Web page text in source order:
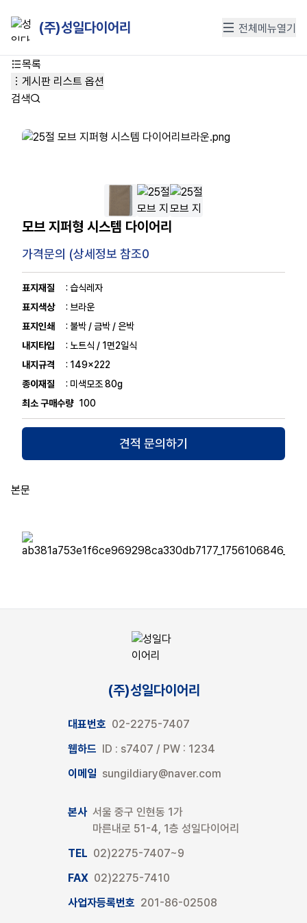
(주)성일다이어리 전체메뉴열기
목록
게시판 리스트 옵션
검색
모브 지퍼형 시스템 다이어리
가격문의 (상세정보 참조0
표지재질
: 습식레자
표지색상
: 브라운
표지인쇄
: 불박 / 금박 / 은박
내지타입
: 노트식 / 1면2일식
내지규격
: 149x222
종이재질
: 미색모조 80g
최소 구매수량 100
견적 문의하기
본문
(주)성일다이어리
대표번호 02-2275-7407
웹하드 ID : s7407 / PW : 1234
이메일 sungildiary@naver.com
본사 서울 중구 인현동 1가
마른내로 51-4, 1층 성일다이어리
TEL 02)2275-7407~9
FAX 02)2275-7410
사업자등록번호 201-86-02508